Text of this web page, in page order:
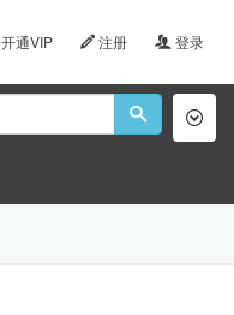
开通VIP 注册 登录